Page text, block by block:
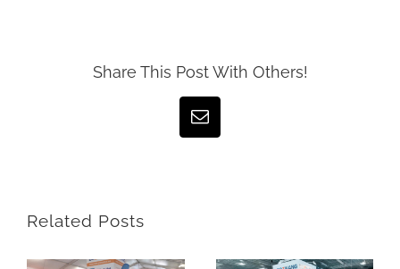
Share This Post With Others!
Email
Related Posts